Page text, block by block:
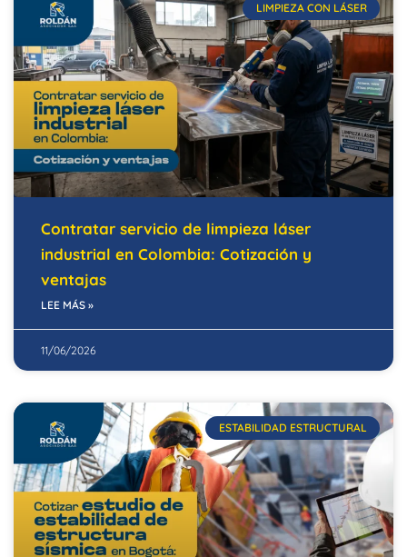
LIMPIEZA CON LÁSER
Contratar servicio de limpieza láser
industrial en Colombia: Cotización y
ventajas
LEE MÁS »
11/06/2026
ESTABILIDAD ESTRUCTURAL